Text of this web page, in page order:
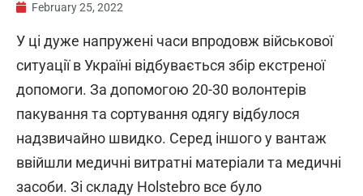
February 25, 2022
У ці дуже напружені часи впродовж військової
ситуації в Україні відбувається збір екстреної
допомоги. За допомогою 20-30 волонтерів
пакування та сортування одягу відбулося
надзвичайно швидко. Серед іншого у вантаж
ввійшли медичні витратні матеріали та медичні
засоби. Зі складу Holstebro все було